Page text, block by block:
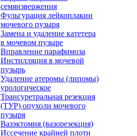
семяизвержения
Фульгурация лейкоплакии
мочевого пузыря
Замена и удаление катетера
в мочевом пузыре
Вправление парафимоза
Инстилляция в мочевой
пузырь
Удаление атеромы (липомы)
урологическое
Трансуретральная резекция
(ТУР) опухоли мочевого
пузыря
Вазэктомия (вазорезекция)
Иссечение крайней плоти